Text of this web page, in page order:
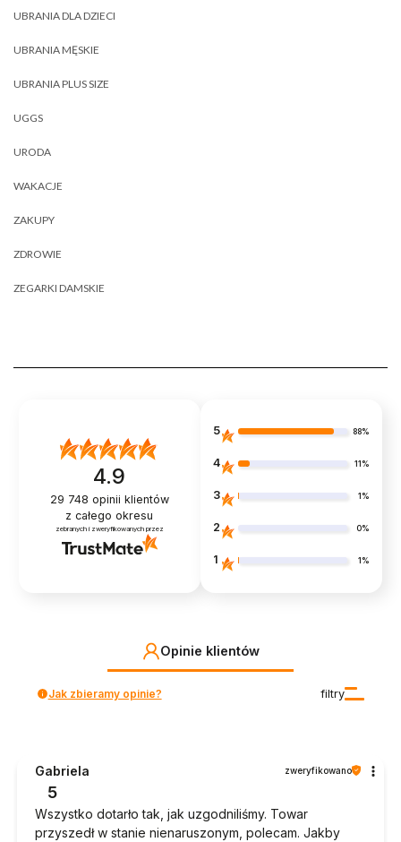
UBRANIA DLA DZIECI
UBRANIA MĘSKIE
UBRANIA PLUS SIZE
UGGS
URODA
WAKACJE
ZAKUPY
ZDROWIE
ZEGARKI DAMSKIE
4.9
29 748 opinii klientów
z całego okresu
zebranych i zweryfikowanych przez
5 88%
4 11%
3 1%
2 0%
1 1%
Opinie klientów
filtry
Jak zbieramy opinie?
Gabriela zweryfikowano
5
Wszystko dotarło tak, jak uzgodniliśmy. Towar
przyszedł w stanie nienaruszonym, polecam. Jakby